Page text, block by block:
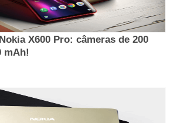
X600 Pro: câmeras de 200
mAh!